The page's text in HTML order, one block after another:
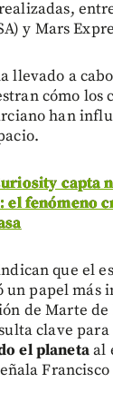
y Mars
llevado a
cómo los
han
capta
el fenómeno
que el
un papel más
de Marte
clave
el planetaal
Francisco